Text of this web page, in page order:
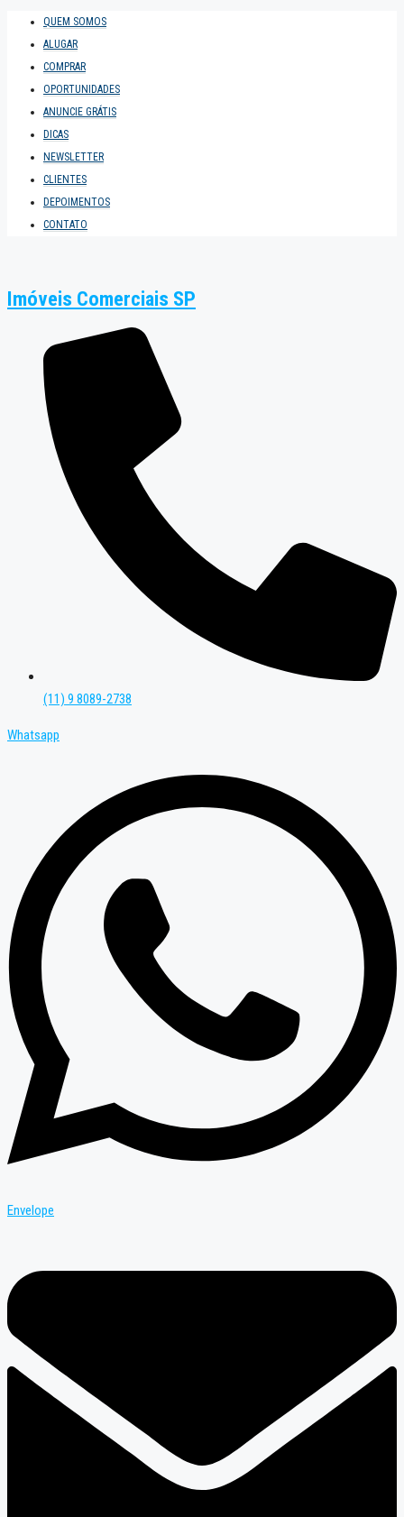
QUEM SOMOS
ALUGAR
COMPRAR
OPORTUNIDADES
ANUNCIE GRÁTIS
DICAS
NEWSLETTER
CLIENTES
DEPOIMENTOS
CONTATO
Imóveis Comerciais SP
(11) 9 8089-2738
Whatsapp
Envelope